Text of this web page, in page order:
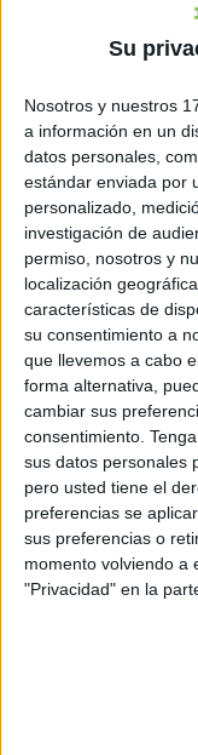
Su
Nosotros y nuestros
a información en un
datos personales,
estándar enviada por
personalizado,
investigación de
permiso, nosotros y
localización
características de
su consentimiento a
que llevemos a cabo
forma alternativa,
cambiar sus
consentimiento.
sus datos personales
pero usted tiene el
preferencias se
sus preferencias o
momento volviendo a
"Privacidad" en la
Esta infografía
permanente
para los alumnos
escritura y el uso
especialmente útil
caligrafía y
Una idea muy
que clasifiquen
pertenezcan a la
forma, el
manipulativa y
visual y la